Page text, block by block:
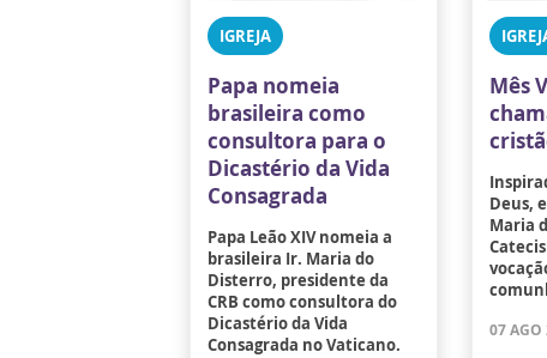
IGREJA
Papa nomeia
brasileira como
consultora para o
Dicastério da Vida
Consagrada
Papa Leão XIV nomeia a
brasileira Ir. Maria do
Disterro, presidente da
CRB como consultora do
Dicastério da Vida
Consagrada no Vaticano.
Mês
Deus,
Maria
07 AGO